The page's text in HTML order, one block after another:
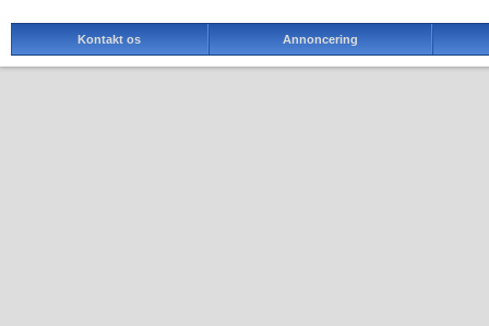
Kontakt os Annoncering